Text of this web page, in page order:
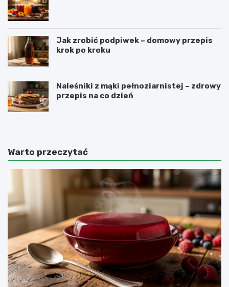
Jak zrobić podpiwek – domowy przepis
krok po kroku
Naleśniki z mąki pełnoziarnistej – zdrowy
przepis na co dzień
Warto przeczytać